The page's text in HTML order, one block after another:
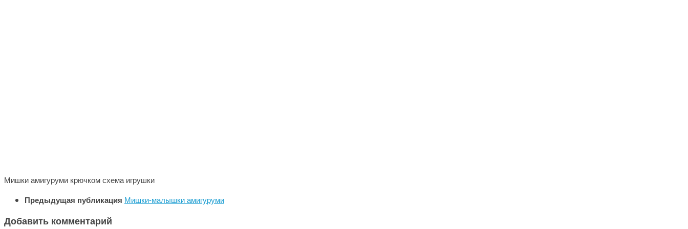
Мишки амигуруми крючком схема игрушки
Предыдущая публикация Мишки-малышки амигуруми
Добавить комментарий